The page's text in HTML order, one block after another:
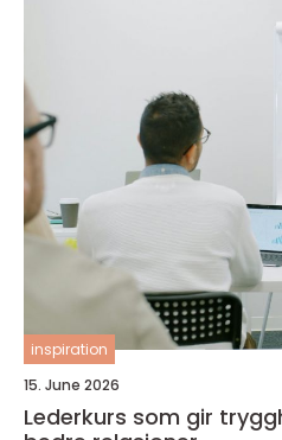
inspiration
15. June 2026
Lederkurs som gir